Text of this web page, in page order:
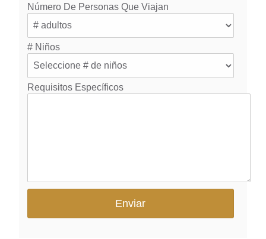
Número De Personas Que Viajan
# Niños
Requisitos Específicos